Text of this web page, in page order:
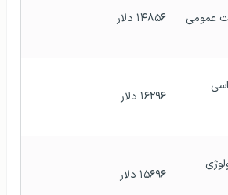
۱۴۸۵۶ دلار
۱۶۲۹۶ دلار
۱۵۶۹۶ دلار